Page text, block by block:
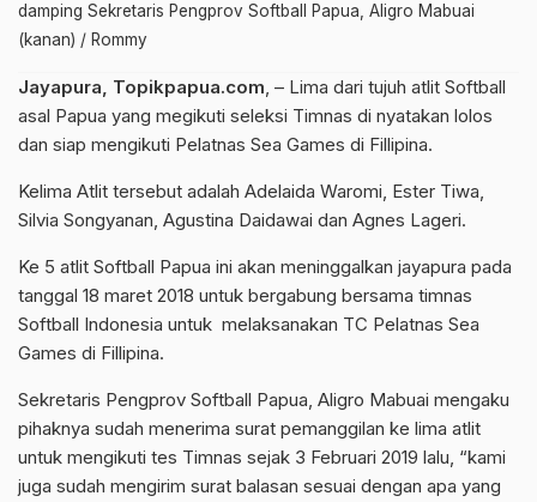
damping Sekretaris Pengprov Softball Papua, Aligro Mabuai
(kanan) / Rommy
Jayapura, Topikpapua.com, – Lima dari tujuh atlit Softball
asal Papua yang megikuti seleksi Timnas di nyatakan lolos
dan siap mengikuti Pelatnas Sea Games di Fillipina.
Kelima Atlit tersebut adalah Adelaida Waromi, Ester Tiwa,
Silvia Songyanan, Agustina Daidawai dan Agnes Lageri.
Ke 5 atlit Softball Papua ini akan meninggalkan jayapura pada
tanggal 18 maret 2018 untuk bergabung bersama timnas
Softball Indonesia untuk melaksanakan TC Pelatnas Sea
Games di Fillipina.
Sekretaris Pengprov Softball Papua, Aligro Mabuai mengaku
pihaknya sudah menerima surat pemanggilan ke lima atlit
untuk mengikuti tes Timnas sejak 3 Februari 2019 lalu, “kami
juga sudah mengirim surat balasan sesuai dengan apa yang